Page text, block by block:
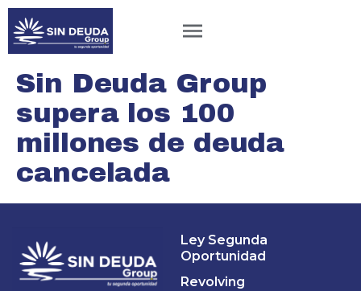
Sin Deuda Group
supera los 100
millones de deuda
cancelada
Ley Segunda
Oportunidad
Revolving